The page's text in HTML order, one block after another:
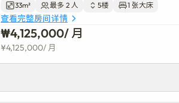
33m² 最多 2 人 5楼 1 张大床
查看完整房间详情
₩4,125,000/ 月
¥4,125,000/ 月